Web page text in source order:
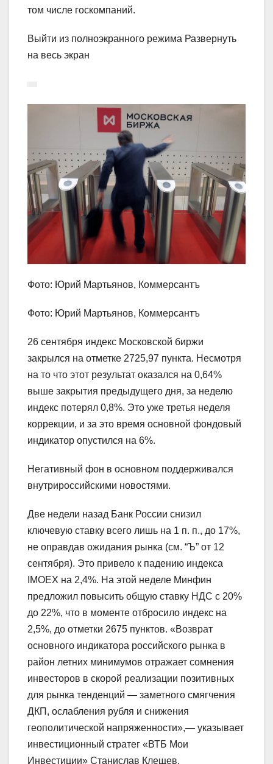
том числе госкомпаний.
Выйти из полноэкранного режима Развернуть
на весь экран
Фото: Юрий Мартьянов, Коммерсантъ
Фото: Юрий Мартьянов, Коммерсантъ
26 сентября индекс Московской биржи
закрылся на отметке 2725,97 пункта. Несмотря
на то что этот результат оказался на 0,64%
выше закрытия предыдущего дня, за неделю
индекс потерял 0,8%. Это уже третья неделя
коррекции, и за это время основной фондовый
индикатор опустился на 6%.
Негативный фон в основном поддерживался
внутрироссийскими новостями.
Две недели назад Банк России снизил
ключевую ставку всего лишь на 1 п. п., до 17%,
не оправдав ожидания рынка (см. “Ъ” от 12
сентября). Это привело к падению индекса
IMOEX на 2,4%. На этой неделе Минфин
предложил повысить общую ставку НДС с 20%
до 22%, что в моменте отбросило индекс на
2,5%, до отметки 2675 пунктов. «Возврат
основного индикатора российского рынка в
район летних минимумов отражает сомнения
инвесторов в скорой реализации позитивных
для рынка тенденций — заметного смягчения
ДКП, ослабления рубля и снижения
геополитической напряженности»,— указывает
инвестиционный стратег «ВТБ Мои
Инвестиции» Станислав Клещев.